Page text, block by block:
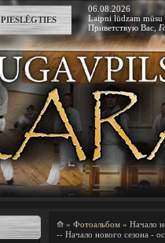
PIESLĒGTIES
06.08.2026
Laipni lūdzam mūsu
Приветствую Вас ,
⟰ » Фотоальбом » Начало
-- Начало нового сезона -